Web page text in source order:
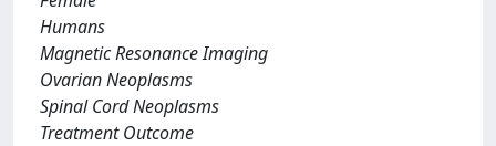
Humans
Magnetic Resonance Imaging
Ovarian Neoplasms
Spinal Cord Neoplasms
Treatment Outcome